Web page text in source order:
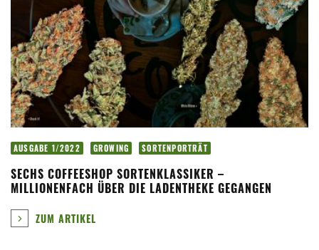
AUSGABE 1/2022 GROWING SORTENPORTRÄT
SECHS COFFEESHOP SORTENKLASSIKER –
MILLIONENFACH ÜBER DIE LADENTHEKE GEGANGEN
ZUM ARTIKEL